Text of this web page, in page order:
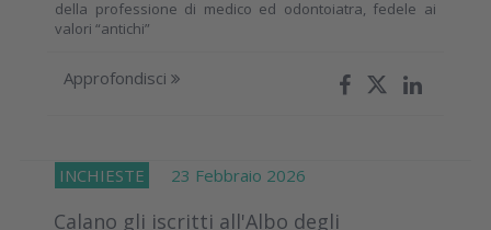
della professione di medico ed odontoiatra, fedele ai
valori “antichi”
Approfondisci
INCHIESTE 23 Febbraio 2026
Calano gli iscritti all'Albo degli